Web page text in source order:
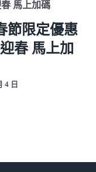
節限定優惠
春 馬上加
4 日